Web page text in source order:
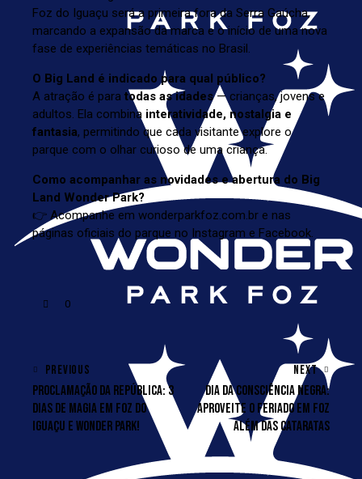
Foz do Iguaçu será a primeira fora da Serra Gaúcha,
marcando a expansão da marca e o início de uma nova
fase de experiências temáticas no Brasil.
O Big Land é indicado para qual público?
A atração é para todas as idades— crianças, jovens e
adultos. Ela combina interatividade, nostalgia e
fantasia, permitindo que cada visitante explore o
parque com o olhar curioso de uma criança.
Como acompanhar as novidades e abertura do Big
Land Wonder Park?
👉 Acompanhe em wonderparkfoz.com.br e nas
páginas oficiais do parque no Instagram e Facebook.
0
PREVIOUS
PROCLAMAÇÃO DA REPÚBLICA: 3
DIAS DE MAGIA EM FOZ DO
IGUAÇU E WONDER PARK!
NEXT
DIA DA CONSCIÊNCIA NEGRA:
APROVEITE O FERIADO EM FOZ
ALÉM DAS CATARATAS